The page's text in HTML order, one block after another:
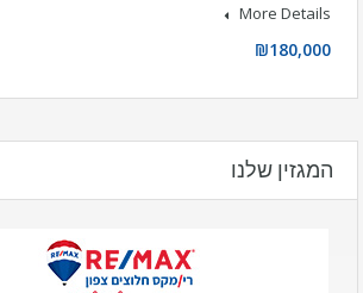
More Details
₪180,000
המגזין שלנו